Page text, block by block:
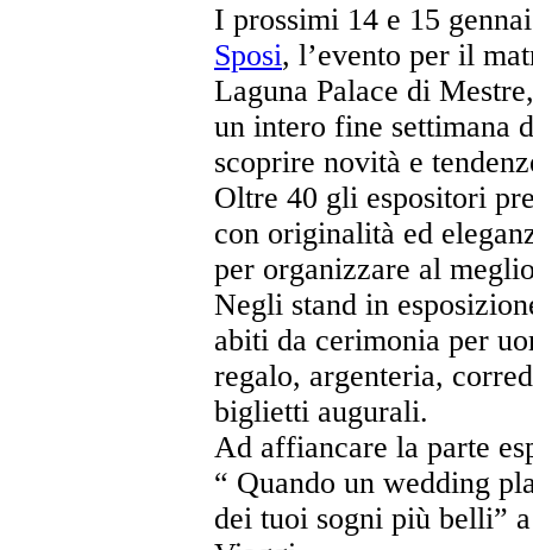
I prossimi 14 e 15
Sposi, l’evento per il
Laguna Palace di
un intero fine settimana
scoprire novità e
Oltre 40 gli espositori
con originalità ed
per organizzare al
Negli stand in
abiti da cerimonia per
regalo, argenteria,
biglietti augurali.
Ad affiancare la parte
“ Quando un wedding
dei tuoi sogni più belli”